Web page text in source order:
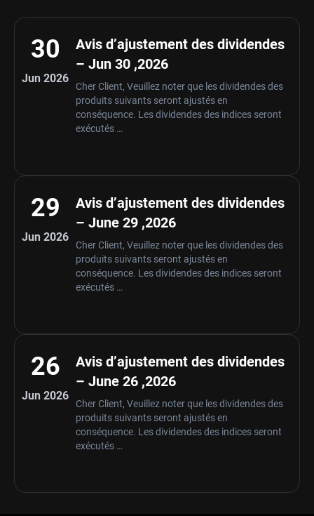
30
Jun 2026
Avis d’ajustement des dividendes
– Jun 30 ,2026
Cher Client, Veuillez noter que les dividendes des
produits suivants seront ajustés en
conséquence. Les dividendes des indices seront
exécutés …
29
Jun 2026
Avis d’ajustement des dividendes
– June 29 ,2026
Cher Client, Veuillez noter que les dividendes des
produits suivants seront ajustés en
conséquence. Les dividendes des indices seront
exécutés …
26
Jun 2026
Avis d’ajustement des dividendes
– June 26 ,2026
Cher Client, Veuillez noter que les dividendes des
produits suivants seront ajustés en
conséquence. Les dividendes des indices seront
exécutés …